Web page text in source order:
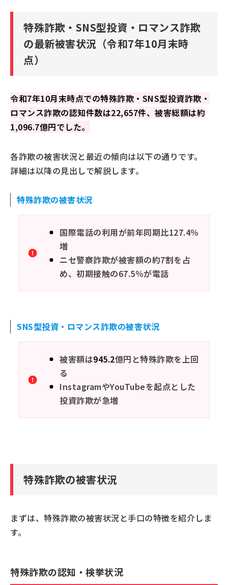
SNS型ロマンス詐欺の認知・検挙状況（令和7年10
月）
被害金送金手段の傾向（令和7年10月）
SNS型投資詐欺への対策
SNS型ロマンス詐欺への対策
特殊詐欺・SNS型投資・ロマンス詐欺
の最新被害状況（令和7年10月末時
点）
令和7年10月末時点での特殊詐欺・SNS型投資詐欺・
ロマンス詐欺の認知件数は22,657件、被害総額は約
1,096.7億円でした。
各詐欺の被害状況と最近の傾向は以下の通りです。
詳細は以降の見出しで解説します。
特殊詐欺の被害状況
国際電話の利用が前年同期比127.4％
増
ニセ警察詐欺が被害額の約7割を占
め、初期接触の67.5％が電話
SNS型投資・ロマンス詐欺の被害状況
被害額は945.2億円と特殊詐欺を上回
る
InstagramやYouTubeを起点とした
投資詐欺が急増
特殊詐欺の被害状況
まずは、特殊詐欺の被害状況と手口の特徴を紹介しま
す。
特殊詐欺の認知・検挙状況